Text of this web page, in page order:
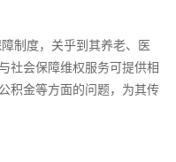
制度，关乎到其养老、医
社会保障维权服务可提供相
积金等方面的问题，为其传